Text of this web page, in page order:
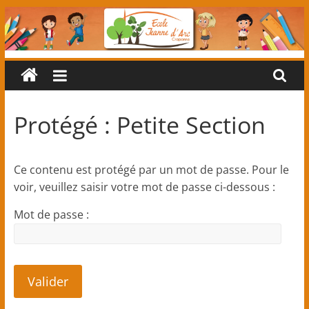
Passer
au
contenu
Ecole
primaire
Jeanne
d'Arc
(classes
maternelles
Protégé : Petite Section
Ce contenu est protégé par un mot de passe. Pour le
voir, veuillez saisir votre mot de passe ci-dessous :
Mot de passe :